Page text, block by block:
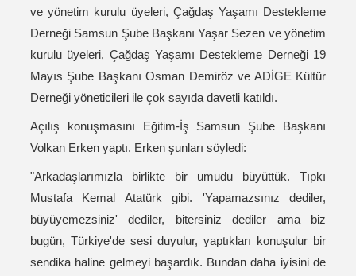
ve yönetim kurulu üyeleri, Çağdaş Yaşamı Destekleme
Derneği Samsun Şube Başkanı Yaşar Sezen ve yönetim
kurulu üyeleri, Çağdaş Yaşamı Destekleme Derneği 19
Mayıs Şube Başkanı Osman Demiröz ve ADİGE Kültür
Derneği yöneticileri ile çok sayıda davetli katıldı.
Açılış konuşmasını Eğitim-İş Samsun Şube Başkanı
Volkan Erken yaptı. Erken şunları söyledi:
"Arkadaşlarımızla birlikte bir umudu büyüttük. Tıpkı
Mustafa Kemal Atatürk gibi. 'Yapamazsınız dediler,
büyüyemezsiniz' dediler, bitersiniz dediler ama biz
bugün, Türkiye'de sesi duyulur, yaptıkları konuşulur bir
sendika haline gelmeyi başardık. Bundan daha iyisini de